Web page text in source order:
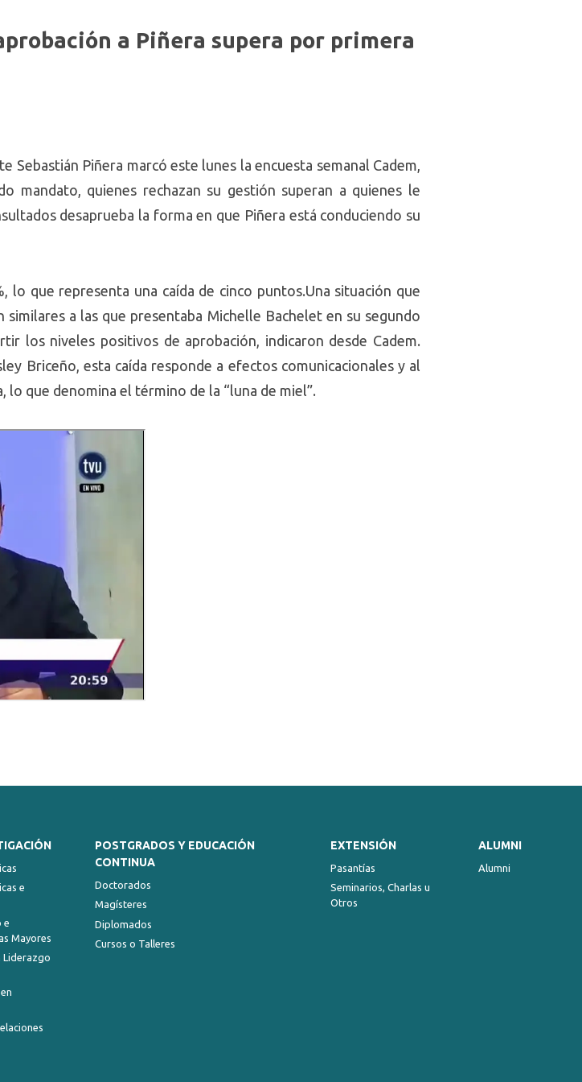
a Piñera supera por primera
Piñera marcó este lunes la encuesta semanal Cadem,
mandato, quienes rechazan su gestión superan a quienes le
desaprueba la forma en que Piñera está conduciendo su
lo que representa una caída de cinco puntos.Una situación que
a las que presentaba Michelle Bachelet en su segundo
los niveles positivos de aprobación, indicaron desde Cadem.
Briceño, esta caída responde a efectos comunicacionales y al
lo que denomina el término de la “luna de miel”.
e
e
Mayores
Liderazgo
POSTGRADOS Y EDUCACIÓN
CONTINUA
Doctorados
Magísteres
Diplomados
Cursos o Talleres
EXTENSIÓN
Pasantías
Seminarios, Charlas u
Otros
ALUMNI
Alumni